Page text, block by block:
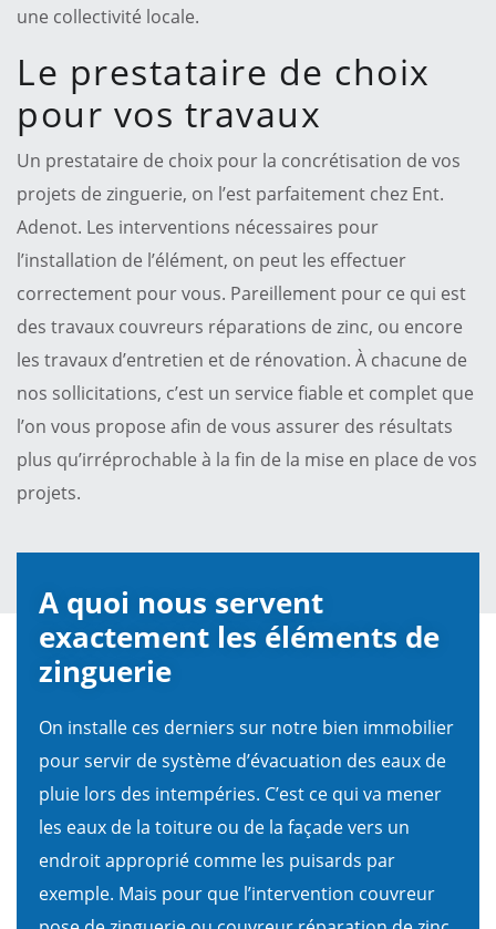
une collectivité locale.
Le prestataire de choix
pour vos travaux
Un prestataire de choix pour la concrétisation de vos
projets de zinguerie, on l’est parfaitement chez Ent.
Adenot. Les interventions nécessaires pour
l’installation de l’élément, on peut les effectuer
correctement pour vous. Pareillement pour ce qui est
des travaux couvreurs réparations de zinc, ou encore
les travaux d’entretien et de rénovation. À chacune de
nos sollicitations, c’est un service fiable et complet que
l’on vous propose afin de vous assurer des résultats
plus qu’irréprochable à la fin de la mise en place de vos
projets.
A quoi nous servent
exactement les éléments de
zinguerie
On installe ces derniers sur notre bien immobilier
pour servir de système d’évacuation des eaux de
pluie lors des intempéries. C’est ce qui va mener
les eaux de la toiture ou de la façade vers un
endroit approprié comme les puisards par
exemple. Mais pour que l’intervention couvreur